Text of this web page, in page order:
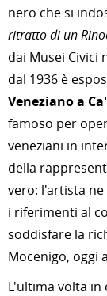
nero che si
ritratto di un
dai Musei Civici
dal 1936 è
Veneziano a
famoso per
veneziani in
della
vero: l'artista
i riferimenti al
soddisfare la
Mocenigo, oggi
L'ultima volta in